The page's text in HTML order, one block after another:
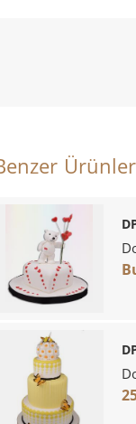
Ürünler